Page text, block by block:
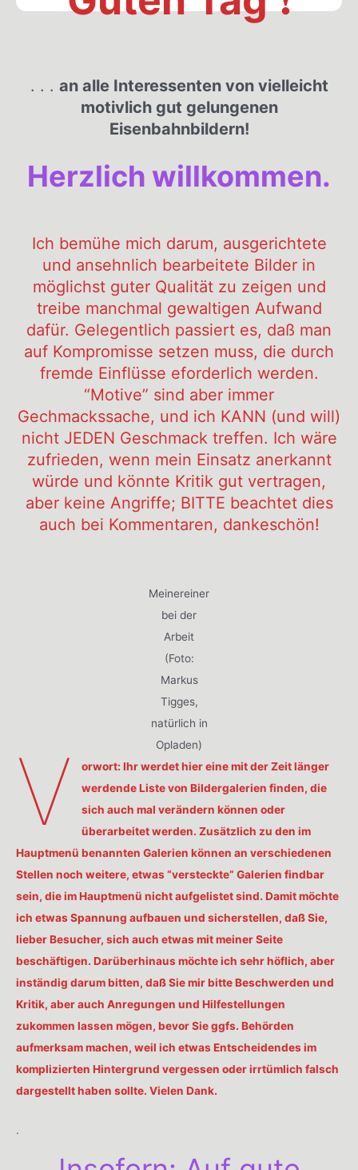
. . . an alle Interessenten von vielleicht
motivlich gut gelungenen
Eisenbahnbildern!
Herzlich willkommen.
Ich bemühe mich darum, ausgerichtete
und ansehnlich bearbeitete Bilder in
möglichst guter Qualität zu zeigen und
treibe manchmal gewaltigen Aufwand
dafür. Gelegentlich passiert es, daß man
auf Kompromisse setzen muss, die durch
fremde Einflüsse eforderlich werden.
“Motive” sind aber immer
Gechmackssache, und ich KANN (und will)
nicht JEDEN Geschmack treffen. Ich wäre
zufrieden, wenn mein Einsatz anerkannt
würde und könnte Kritik gut vertragen,
aber keine Angriffe; BITTE beachtet dies
auch bei Kommentaren, dankeschön!
Meinereiner
bei der
Arbeit
(Foto:
Markus
Tigges,
natürlich in
Opladen)
V
orwort: Ihr werdet hier eine mit der Zeit länger
werdende Liste von Bildergalerien finden, die
sich auch mal verändern können oder
überarbeitet werden. Zusätzlich zu den im
Hauptmenü benannten Galerien können an verschiedenen
Stellen noch weitere, etwas “versteckte” Galerien findbar
sein, die im Hauptmenü nicht aufgelistet sind. Damit möchte
ich etwas Spannung aufbauen und sicherstellen, daß Sie,
lieber Besucher, sich auch etwas mit meiner Seite
beschäftigen. Darüberhinaus möchte ich sehr höflich, aber
inständig darum bitten, daß Sie mir bitte Beschwerden und
Kritik, aber auch Anregungen und Hilfestellungen
zukommen lassen mögen, bevor Sie ggfs. Behörden
aufmerksam machen, weil ich etwas Entscheidendes im
komplizierten Hintergrund vergessen oder irrtümlich falsch
dargestellt haben sollte. Vielen Dank.
.